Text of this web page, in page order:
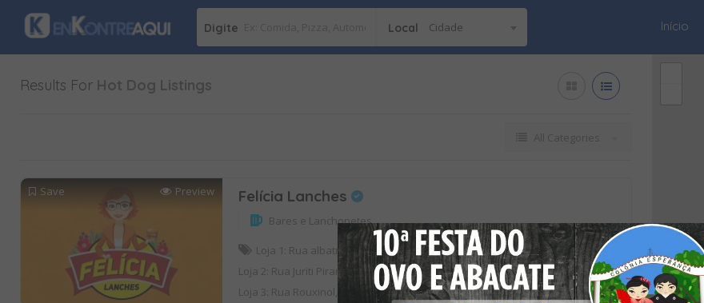
Digite Local Cidade Início
Results For Hot Dog Listings
All Categories
Save Preview Felícia Lanches
Bares e Lanchonetes
Loja 1: Rua albatroz, 325 (Vila Nova)
Loja 2: Rua Juriti Piranga, 269 (San Rafael 2)
Loja 3: Rua Rouxinol, 385 (Centro)